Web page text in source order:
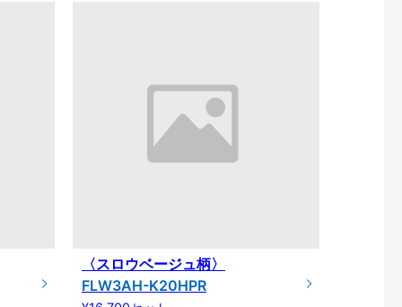
〈スロウベージュ柄〉
FLW3AH-K20HPR